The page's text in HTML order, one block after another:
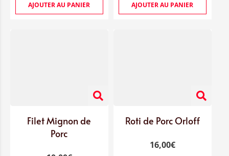
AJOUTER AU PANIER AJOUTER AU PANIER
Filet Mignon de
Porc
Roti de Porc Orloff
16,00€